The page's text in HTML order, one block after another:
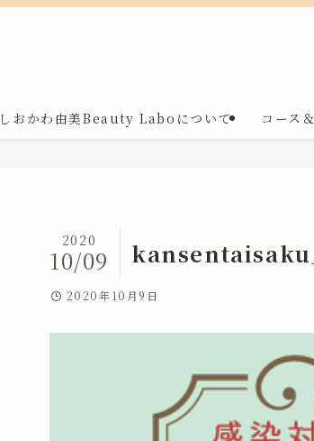
しおかわ由美Beauty Laboについて コース
2020
10/09
2020年10月9日